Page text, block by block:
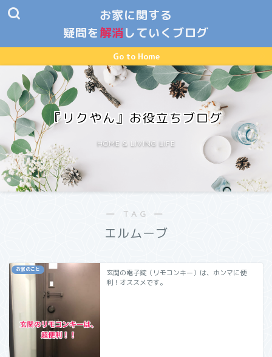
お家に関する
疑問を 解消 していくブログ
Go to Home
『リクやん』お役立ちブログ
HOME & LIVING LIFE
― TAG ―
エルムーブ
お家のこと
玄関の電子錠（リモコンキー）は、ホンマに便
利！オススメです。